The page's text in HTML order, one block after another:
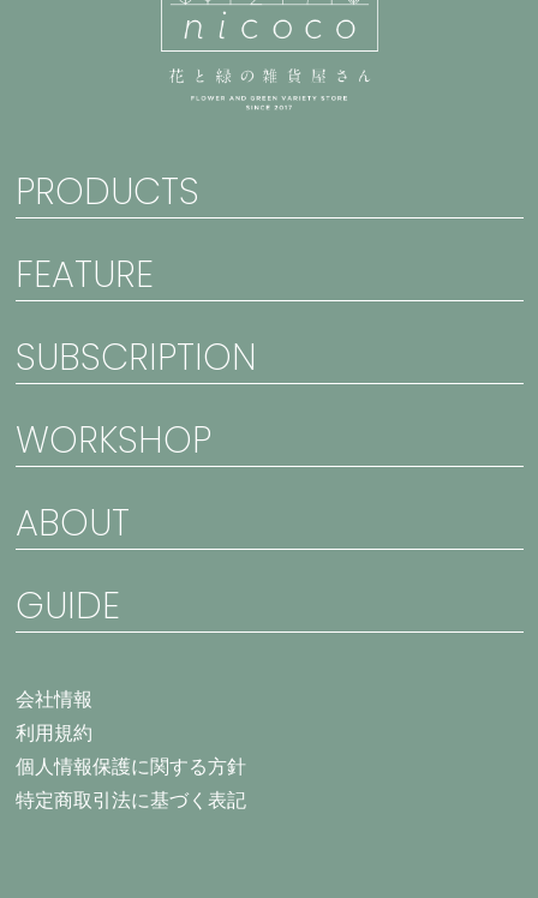
PRODUCTS
FEATURE
SUBSCRIPTION
WORKSHOP
ABOUT
GUIDE
会社情報
利用規約
個人情報保護に関する方針
特定商取引法に基づく表記